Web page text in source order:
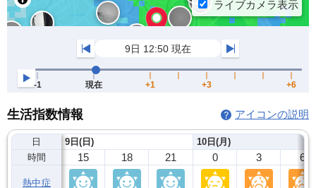
生活指数情報 アイコンの説明
日
時間
熱中症
9日(日)
15 18 21
10日(月)
0 3 6